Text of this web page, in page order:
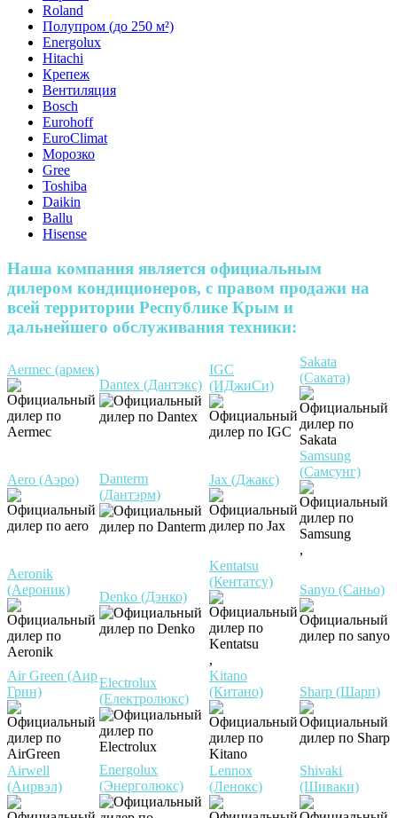
Roland
Полупром (до 250 м²)
Energolux
Hitachi
Крепеж
Вентиляция
Bosch
Eurohoff
EuroClimat
Морозко
Gree
Toshiba
Daikin
Ballu
Hisense
Наша компания является официальным
дилером кондиционеров, с правом продажи на
всей территории Республике Крым и
дальнейшего обслуживания техники:
Aermec (армек)
Dantex (Дантэкс)
IGC
(ИДжиСи)
Sakata
(Саката)
Aero (Аэро)
Danterm
(Дантэрм)
Jax (Джакс)
Samsung
(Самсунг)
,
Aeronik
(Аероник)
Denko (Дэнко)
Kentatsu
(Кентатсу)
,
Sanyo (Саньо)
Air Green (Аир
Грин)
Electrolux
(Електролюкс)
Kitano
(Китано)
Sharp (Шарп)
Airwell
(Аирвэл)
Energolux
(Энерголюкс)
Lennox
(Ленокс)
Shivaki
(Шиваки)